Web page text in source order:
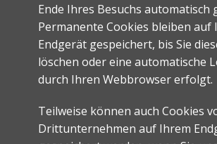
Ende Ihres Besuchs automatisch
Permanente Cookies bleiben auf
Endgerät gespeichert, bis Sie
löschen oder eine automatische
durch Ihren Webbrowser erfolgt.
Teilweise können auch Cookies
Drittunternehmen auf Ihrem